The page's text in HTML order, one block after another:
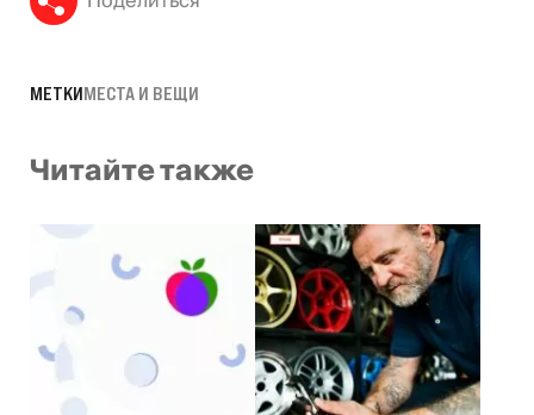
МЕТКИМЕСТА И ВЕЩИ
Читайте также